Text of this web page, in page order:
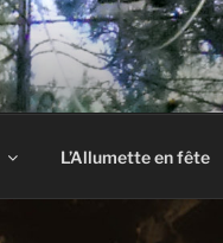
L’Allumette en fête